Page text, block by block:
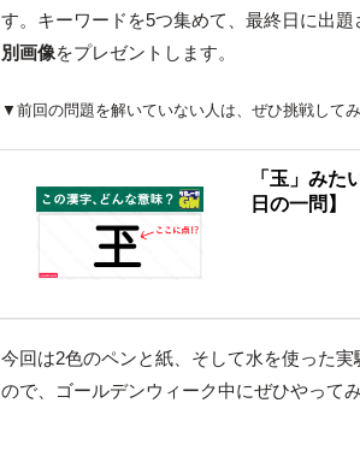
す。キーワードを5つ集めて、最終日に出
別画像をプレゼントします。
▼前回の問題を解いていない人は、ぜひ挑戦して
「玉」みた
日の一問】
今回は2色のペンと紙、そして水を使った
ので、ゴールデンウィーク中にぜひやって